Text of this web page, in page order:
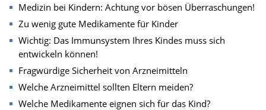
Medizin bei Kindern: Achtung vor bösen Überraschungen!
Zu wenig gute Medikamente für Kinder
Wichtig: Das Immunsystem Ihres Kindes muss sich
entwickeln können!
Fragwürdige Sicherheit von Arzneimitteln
Welche Arzneimittel sollten Eltern meiden?
Welche Medikamente eignen sich für das Kind?